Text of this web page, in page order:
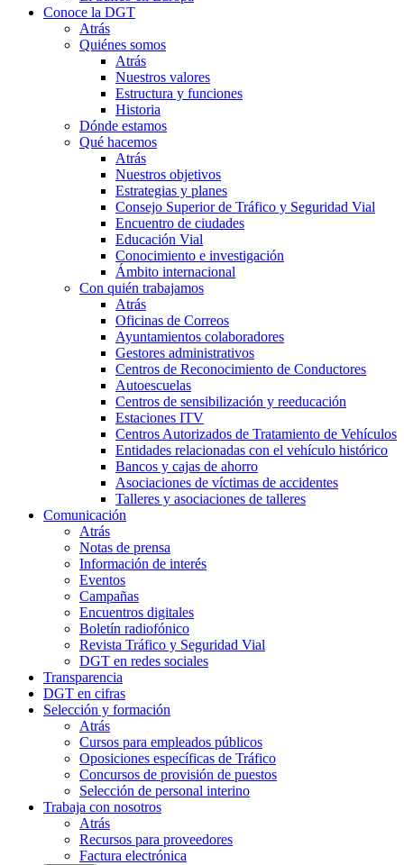
Conoce la DGT
Atrás
Quiénes somos
Atrás
Nuestros valores
Estructura y funciones
Historia
Dónde estamos
Qué hacemos
Atrás
Nuestros objetivos
Estrategias y planes
Consejo Superior de Tráfico y Seguridad Vial
Encuentro de ciudades
Educación Vial
Conocimiento e investigación
Ámbito internacional
Con quién trabajamos
Atrás
Oficinas de Correos
Ayuntamientos colaboradores
Gestores administrativos
Centros de Reconocimiento de Conductores
Autoescuelas
Centros de sensibilización y reeducación
Estaciones ITV
Centros Autorizados de Tratamiento de Vehículos
Entidades relacionadas con el vehículo histórico
Bancos y cajas de ahorro
Asociaciones de víctimas de accidentes
Talleres y asociaciones de talleres
Comunicación
Atrás
Notas de prensa
Información de interés
Eventos
Campañas
Encuentros digitales
Boletín radiofónico
Revista Tráfico y Seguridad Vial
DGT en redes sociales
Transparencia
DGT en cifras
Selección y formación
Atrás
Cursos para empleados públicos
Oposiciones específicas de Tráfico
Concursos de provisión de puestos
Selección de personal interino
Trabaja con nosotros
Atrás
Recursos para proveedores
Factura electrónica